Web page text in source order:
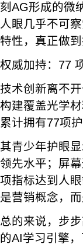
刻AG形成的微
人眼几乎不可
特性，真正做
权威加持：77
技术创新离不
构建覆盖光学
累计拥有77项
其青少年护眼
领先水平；屏
项指标达到人
是营销概念，
总的来说，步
的AI学习引擎